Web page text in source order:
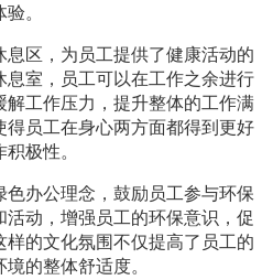
。
区，为员工提供了健康活动的
息室，员工可以在工作之余进行
工作压力，提升整体的工作满
员工在身心两方面都得到更好
极性。
色办公理念，鼓励员工参与环保
动，增强员工的环保意识，促
的文化氛围不仅提高了员工的
的整体舒适度。